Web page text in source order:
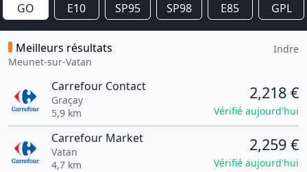
GO E10 SP95 SP98 E85 GPL
Meilleurs résultats
Meunet-sur-Vatan
Indre
Carrefour Contact
Graçay
5,9 km
2,218 €
Vérifié aujourd'hui
Carrefour Market
Vatan
4,7 km
2,259 €
Vérifié aujourd'hui